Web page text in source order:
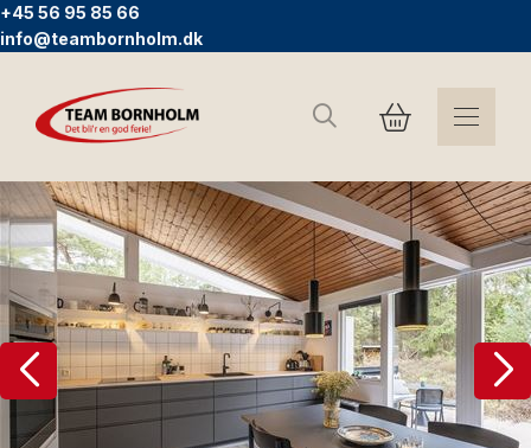
+45 56 95 85 66
info@teambornholm.dk
Suchen